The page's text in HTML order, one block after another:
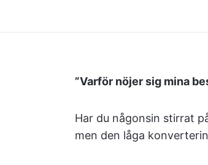
”Varför nöjer sig mina
Har du någonsin stirrat
men den låga